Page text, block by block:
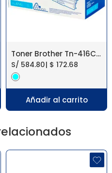
Toner Brother Tn-416C Cyan Hl-L8360Cdw
S/ 584.80| $ 172.68
Añadir al carrito